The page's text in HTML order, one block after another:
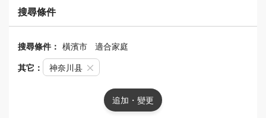
搜尋條件
搜尋條件： 橫濱市 適合家庭
其它： 神奈川县
追加・變更